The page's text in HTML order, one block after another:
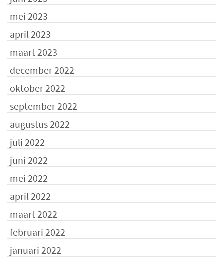
mei 2023
april 2023
maart 2023
december 2022
oktober 2022
september 2022
augustus 2022
juli 2022
juni 2022
mei 2022
april 2022
maart 2022
februari 2022
januari 2022